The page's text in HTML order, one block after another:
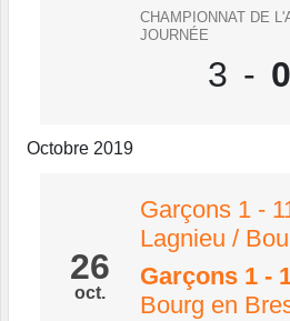
CHAMPIONNAT DE
JOURNÉE
3 - 0
Octobre 2019
26
oct.
Garçons 1 -
Lagnieu /
Garçons 1 -
Bourg en